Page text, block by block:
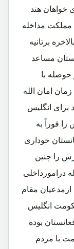
خواهان هند
مملکت مداخله
برتانیه
مساعد
حوصله با
امان الله
برای انگلیس
فوراً به
خوداری
را چنین
درامورداخلی
ازمدعیان مقام
انگلیس
بوده
با مردم